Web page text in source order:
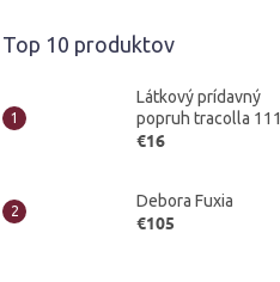
Top 10 produktov
Látkový prídavný
popruh tracolla 111
€16
Debora Fuxia
€105